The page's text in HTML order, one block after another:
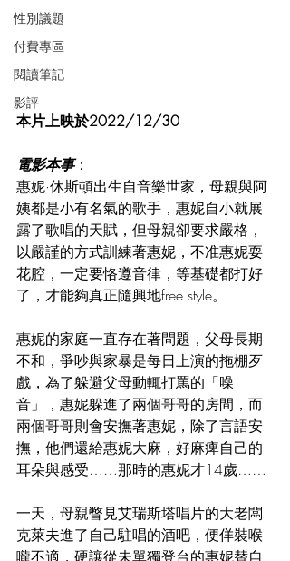
性別議題
付費專區
閱讀筆記
影評
本片上映於2022/12/30
電影本事：
惠妮·休斯頓出生自音樂世家，母親與阿
姨都是小有名氣的歌手，惠妮自小就展
露了歌唱的天賦，但母親卻要求嚴格，
以嚴謹的方式訓練著惠妮，不准惠妮耍
花腔，一定要恪遵音律，等基礎都打好
了，才能夠真正隨興地free style。
惠妮的家庭一直存在著問題，父母長期
不和，爭吵與家暴是每日上演的拖棚歹
戲，為了躲避父母動輒打罵的「噪
音」，惠妮躲進了兩個哥哥的房間，而
兩個哥哥則會安撫著惠妮，除了言語安
撫，他們還給惠妮大麻，好麻痺自己的
耳朵與感受……那時的惠妮才14歲……
一天，母親瞥見艾瑞斯塔唱片的大老闆
克萊夫進了自己駐唱的酒吧，便佯裝喉
嚨不適，硬讓從未單獨登台的惠妮替自